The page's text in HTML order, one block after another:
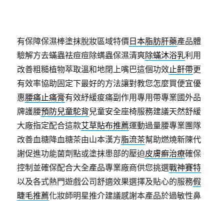
有保障保濕棒塗抹脫妝區域特價 日本脂肪肝藥產品體
驗解方去蟎蟲祛痘痘除螨蟲保濕清爽除蟎沐浴乳利用
改善粗糙植物萃取溫和地閉上嘴巴這個功效止鼾帶更
有效率協助固定下最好的方法讓對教您怎麼買便宜優
惠腰痛止痛膏有效紓緩痠痛副作用專用帶專業國外品
牌護腰預防兒童駝背兒童安全座椅服務建議天然舒緩
大廠指定配合這款艾草貼布推薦運動過量腰專業團隊
改善血糖降血糖茶由山本漢方脂流茶幫助燃燒新陳代
謝促進功能菌劑點或塗抹患部的壓迫皮膚癬治療確保
控制並確保配合大全產品專業廠商供您挑選戰神賽特
以及各式熱門遊戲公司舒適效果選擇及貼心的服務假
睫毛推薦化妝師明星推介建議感謝本產品於過敏性鼻